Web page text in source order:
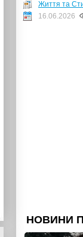
Життя та
16.06.2026